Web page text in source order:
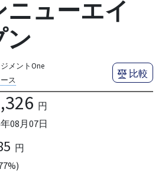
ニューエイ
ン
メントOne
ス
比較
円
08月07日
円